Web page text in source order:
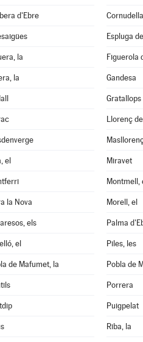
d'Ebre
Espluga
la Figuerola
la Gandesa
Gratallops
Llorenç
el Miravet
Montmell,
la Nova Morell, el
els Palma
el Piles, les
de Mafumet, la Pobla de
Porrera
Puigpelat
Riba, la